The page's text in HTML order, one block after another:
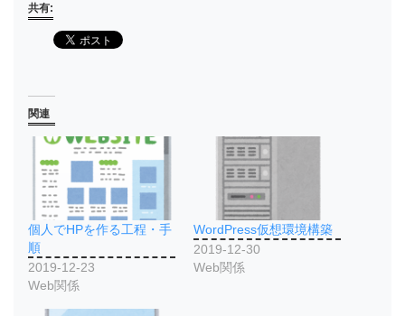
共有:
関連
個人でHPを作る工程・手
順
2019-12-23
Web関係
WordPress仮想環境構築
2019-12-30
Web関係